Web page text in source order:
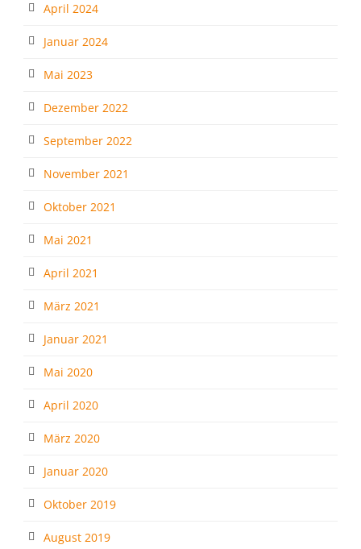
April 2024
Januar 2024
Mai 2023
Dezember 2022
September 2022
November 2021
Oktober 2021
Mai 2021
April 2021
März 2021
Januar 2021
Mai 2020
April 2020
März 2020
Januar 2020
Oktober 2019
August 2019